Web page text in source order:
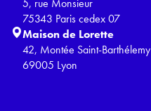
5, rue Monsieur
75343 Paris cedex 07
Maison de Lorette
42, Montée Saint-Barthélemy
69005 Lyon